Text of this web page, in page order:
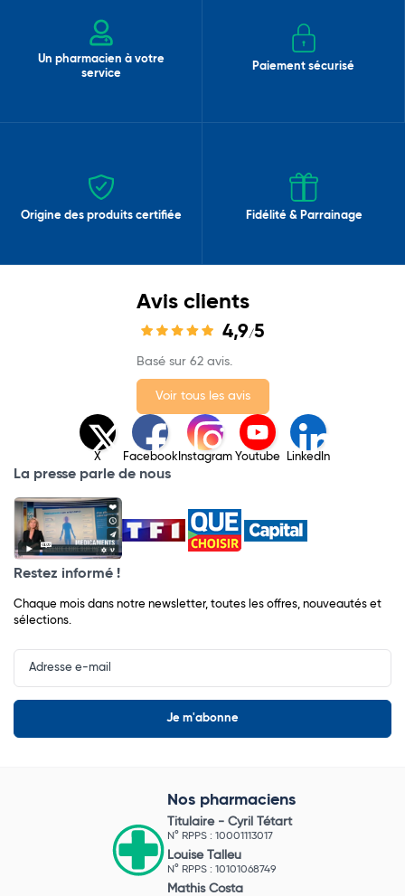
Un pharmacien à votre
service
Paiement sécurisé
Origine des produits certifiée Fidélité & Parrainage
Avis clients
4,9/5
Basé sur 62 avis.
Voir tous les avis
X Facebook Instagram Youtube LinkedIn
La presse parle de nous
Restez informé !
Chaque mois dans notre newsletter, toutes les offres, nouveautés et
sélections.
Input
Newsletter
Nos pharmaciens
Titulaire - Cyril Tétart
N° RPPS : 10001113017
Louise Talleu
N° RPPS : 10101068749
Mathis Costa